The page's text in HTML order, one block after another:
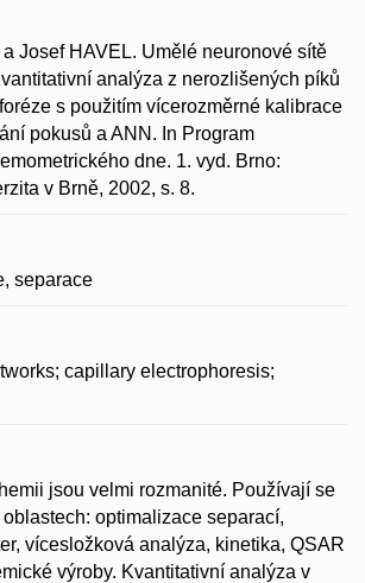
Josef HAVEL. Umělé neuronové sítě
analýza z nerozlišených píků
s použitím vícerozměrné kalibrace
pokusů a ANN. In Program
dne. 1. vyd. Brno:
v Brně, 2002, s. 8.
separace
capillary electrophoresis;
jsou velmi rozmanité. Používají se
optimalizace separací,
vícesložková analýza, kinetika, QSAR
výroby. Kvantitativní analýza v